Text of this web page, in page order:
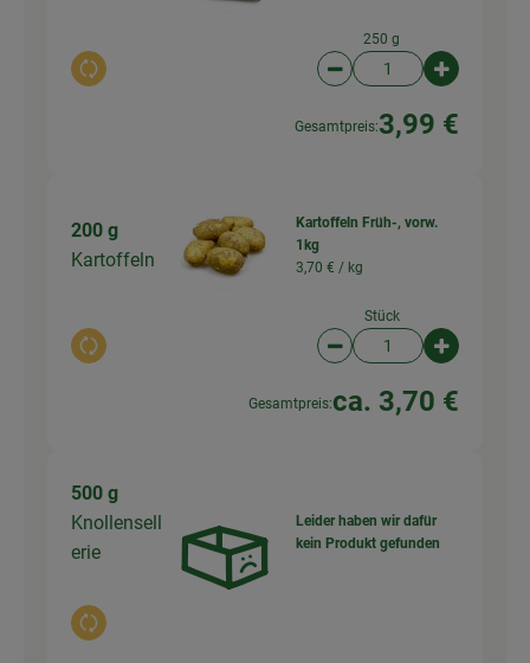
Auswahl ändern
250 g
Artikelanzahl
Gesamtpreis:3,99 €
200 g
Kartoffeln
Auswahl ändern
Kartoffeln Früh-, vorw.
1kg
3,70 € / kg
Stück
Artikelanzahl
Gesamtpreis:ca. 3,70 €
500 g
Knollensell
erie
Auswahl ändern
Leider haben wir dafür
kein Produkt gefunden